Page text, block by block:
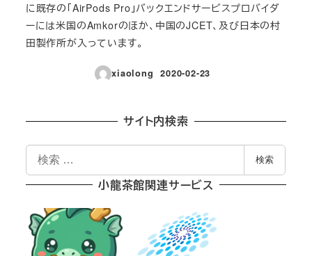
に既存の「AirPods Pro」バックエンドサービスプロバイダ
ーには米国のAmkorのほか、中国のJCET、及び日本の村
田製作所が入っています。
xiaolong
投稿日
2020-02-23
サイト内検索
検
索
検索
小龍茶館関連サービス